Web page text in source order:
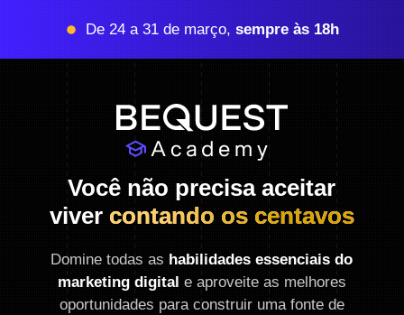
De 24 a 31 de março, sempre às 18h
Você não precisa aceitar
viver contando os centavos
Domine todas as habilidades essenciais do
marketing digital e aproveite as melhores
oportunidades para construir uma fonte de